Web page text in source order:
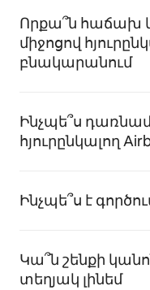
Որքա՞ն հաճախ
միջոցով
բնակարանում
Ինչպե՞ս
հյուրընկալող
Ինչպե՞ս է
Կա՞ն շենքի
տեղյակ լինեմ